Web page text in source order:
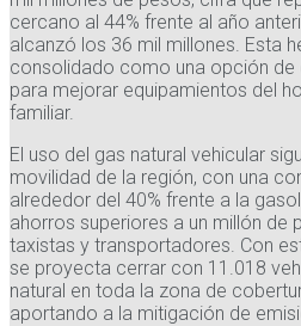
cercano al 44% frente al año
alcanzó los 36 mil millones. Esta
consolidado como una opción
para mejorar equipamientos del
familiar.
El uso del gas natural vehicular
movilidad de la región, con una
alrededor del 40% frente a la
ahorros superiores a un millón de
taxistas y transportadores. Con
se proyecta cerrar con 11.018
natural en toda la zona de
aportando a la mitigación de